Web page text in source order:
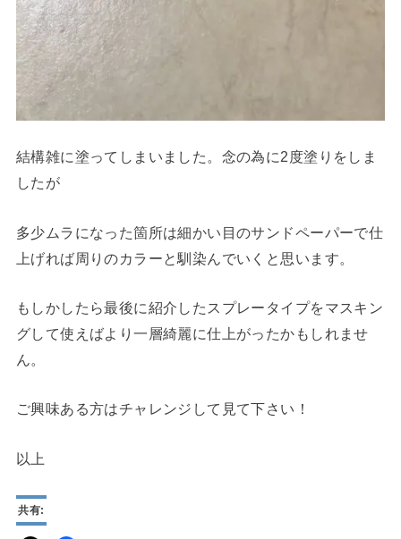
結構雑に塗ってしまいました。念の為に2度塗りをしま
したが
多少ムラになった箇所は細かい目のサンドペーパーで仕
上げれば周りのカラーと馴染んでいくと思います。
もしかしたら最後に紹介したスプレータイプをマスキン
グして使えばより一層綺麗に仕上がったかもしれませ
ん。
ご興味ある方はチャレンジして見て下さい！
以上
共有: